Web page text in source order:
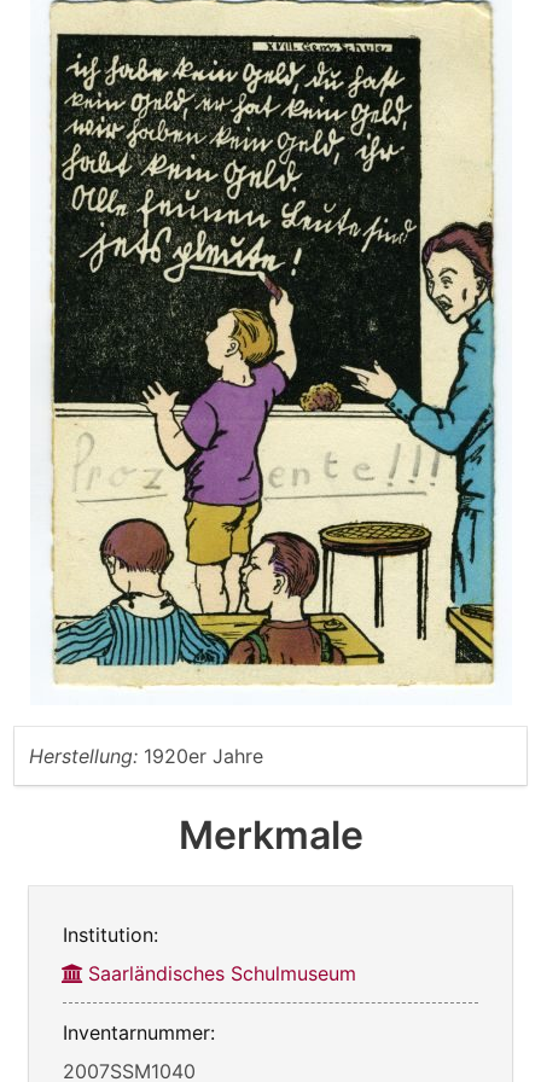
Herstellung: 1920er Jahre
Merkmale
Institution:
Saarländisches Schulmuseum
Inventarnummer:
2007SSM1040